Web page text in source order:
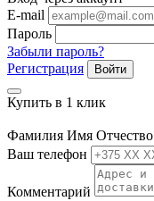
E-mail
Пароль
Забыли пароль?
Регистрация
Войти
Купить в 1 клик
Фамилия Имя Отчество
Ваш телефон
Комментарий